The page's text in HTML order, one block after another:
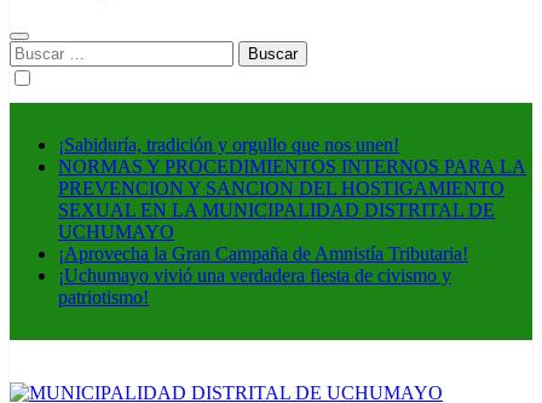
Buscar:
¡Sabiduría, tradición y orgullo que nos unen!
NORMAS Y PROCEDIMIENTOS INTERNOS PARA LA
PREVENCION Y SANCION DEL HOSTIGAMIENTO
SEXUAL EN LA MUNICIPALIDAD DISTRITAL DE
UCHUMAYO
¡Aprovecha la Gran Campaña de Amnistía Tributaria!
¡Uchumayo vivió una verdadera fiesta de civismo y
patriotismo!